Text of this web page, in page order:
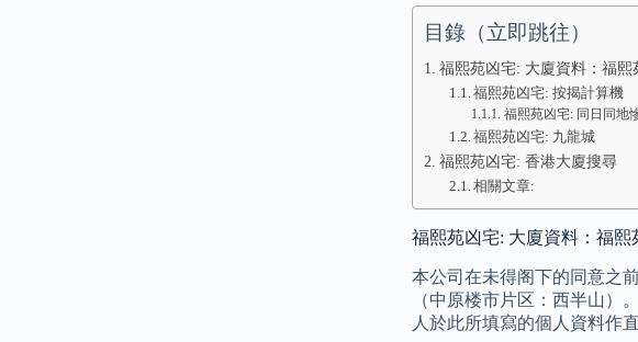
目錄（立即跳往）
福熙苑凶宅: 大廈資料：福熙
福熙苑凶宅: 按揭計算機
福熙苑凶宅: 同日同地
福熙苑凶宅: 九龍城
福熙苑凶宅: 香港大廈搜尋
相關文章:
福熙苑凶宅: 大廈資料：福熙
本公司在未得阁下的同意之
（中原楼市片区：西半山）
人於此所填寫的個人資料作